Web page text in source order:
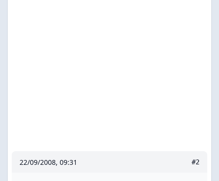
22/09/2008, 09:31 #2